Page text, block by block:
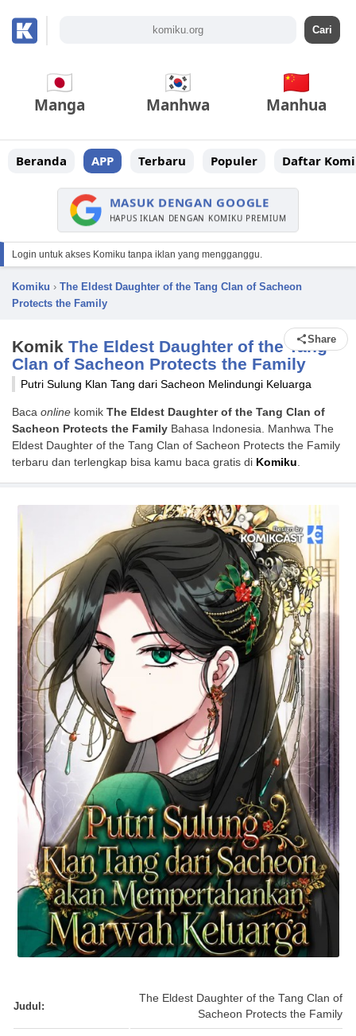
Manga Manhwa Manhua
Beranda APP Terbaru Populer Daftar
MASUK DENGAN GOOGLE
HAPUS IKLAN DENGAN KOMIKU PREMIUM
Login untuk akses Komiku tanpa iklan yang mengganggu.
Komiku › The Eldest Daughter of the Tang Clan of Sacheon
Protects the Family
Komik The Eldest Daughter of the Tang
Clan of Sacheon Protects the Family
Share
Putri Sulung Klan Tang dari Sacheon Melindungi Keluarga
Baca online komik The Eldest Daughter of the Tang Clan of
Sacheon Protects the Family Bahasa Indonesia. Manhwa The
Eldest Daughter of the Tang Clan of Sacheon Protects the Family
terbaru dan terlengkap bisa kamu baca gratis di Komiku
Judul:
The Eldest Daughter of the Tang Clan of
Sacheon Protects the Family